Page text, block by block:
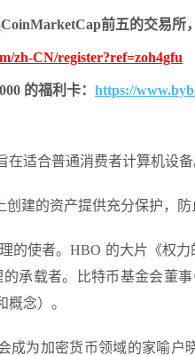
CoinMarketCap前五的交易所
zh-CN/register?ref=zoh4gfu
的福利卡： https://
在适合普通消费者计算机设备
建的资产提供充分保护，防
使者。HBO 的大片《权
承载者。比特币基金会董事
概念）。
成为加密货币领域的家喻